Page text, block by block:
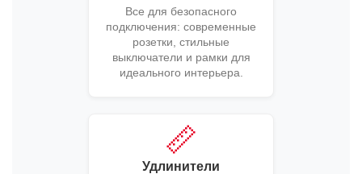
Все для безопасного
подключения: современные
розетки, стильные
выключатели и рамки для
идеального интерьера.
📏
Удлинители